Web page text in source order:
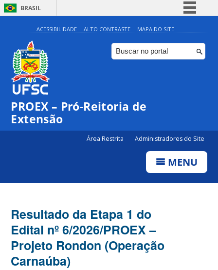
BRASIL
Simplifique!
Comunica BR
Participe
Canais
ACESSIBILIDADE ALTO CONTRASTE MAPA DO SITE
PROEX – Pró-Reitoria de
Extensão
Área Restrita Administradores do Site
MENU
Resultado da Etapa 1 do
Edital nº 6/2026/PROEX –
Projeto Rondon (Operação
Carnaúba)